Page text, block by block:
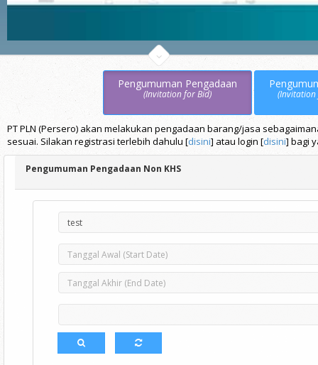
Pengumuman Pengadaan
(Invitation for Bid) (Invitation
PT PLN (Persero) akan melakukan pengadaan barang/jasa
sesuai. Silakan registrasi terlebih dahulu [disini] atau login [disini] bagi
Pengumuman Pengadaan Non KHS